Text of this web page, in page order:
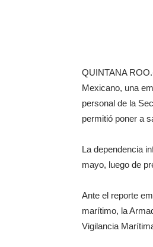
QUINTANA
Mexicano, una
personal de la
permitió poner a
La dependencia
mayo, luego de
Ante el reporte
marítimo, la
Vigilancia